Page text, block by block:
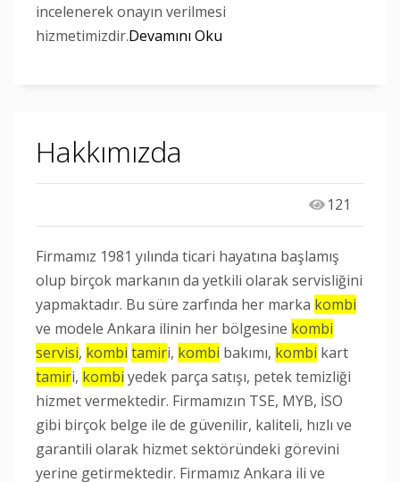
incelenerek onayın verilmesi
hizmetimizdir.Devamını Oku
Hakkımızda
121
Firmamız 1981 yılında ticari hayatına başlamış
olup birçok markanın da yetkili olarak servisliğini
yapmaktadır. Bu süre zarfında her marka kombi
ve modele Ankara ilinin her bölgesine kombi
servisi, kombi tamiri, kombi bakımı, kombi kart
tamiri, kombi yedek parça satışı, petek temizliği
hizmet vermektedir. Firmamızın TSE, MYB, İSO
gibi birçok belge ile de güvenilir, kaliteli, hızlı ve
garantili olarak hizmet sektöründeki görevini
yerine getirmektedir. Firmamız Ankara ili ve